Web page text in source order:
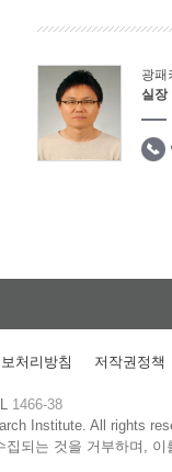
광패
실장
처리방침 저작권정책
1466-38
Institute.All rights
되는 것을 거부하며,